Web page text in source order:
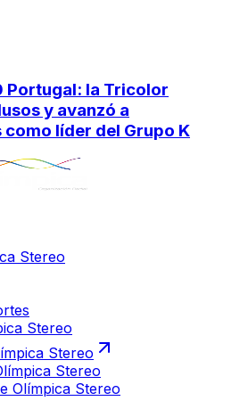
Portugal: la Tricolor
y avanzó a
líder del Grupo K
Stereo
Stereo
Stereo
Stereo
Olímpica Stereo